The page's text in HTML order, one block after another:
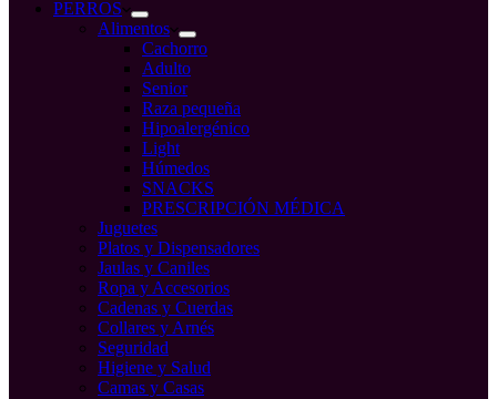
compraPERROS
Alimentos
Cachorro
Adulto
Senior
Raza pequeña
Hipoalergénico
Light
Húmedos
SNACKS
PRESCRIPCIÓN MÉDICA
Juguetes
Platos y Dispensadores
Jaulas y Caniles
Ropa y Accesorios
Cadenas y Cuerdas
Collares y Arnés
Seguridad
Higiene y Salud
Camas y Casas